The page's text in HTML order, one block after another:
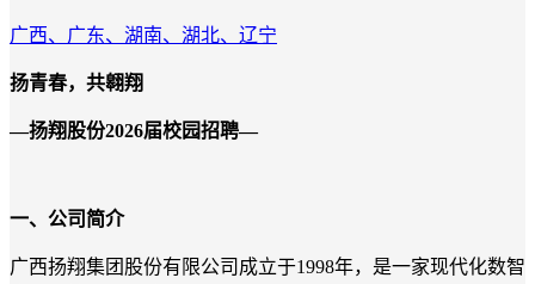
广西、广东、湖南、湖北、辽宁
扬青春，共翱翔
—扬翔股份2026届校园招聘—
一、公司简介
广西扬翔集团股份有限公司成立于1998年，是一家现代化数智